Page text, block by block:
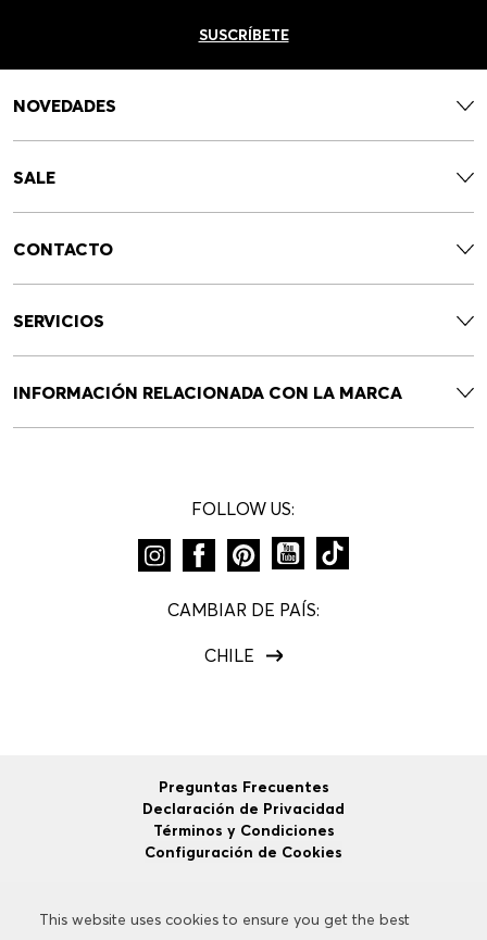
This website uses cookies to ensure you get the best
This website uses cookies to ensure you get the best
SUSCRÍBETE
NOVEDADES
SALE
CONTACTO
SERVICIOS
INFORMACIÓN RELACIONADA CON LA MARCA
FOLLOW US:
CAMBIAR DE PAÍS:
CHILE
Preguntas Frecuentes
Declaración de Privacidad
Términos y Condiciones
Configuración de Cookies